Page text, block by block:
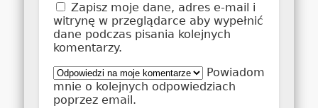
Zapisz moje dane, adres e-mail i
witrynę w przeglądarce aby wypełnić
dane podczas pisania kolejnych
komentarzy.
Powiadom
mnie o kolejnych odpowiedziach
poprzez email.